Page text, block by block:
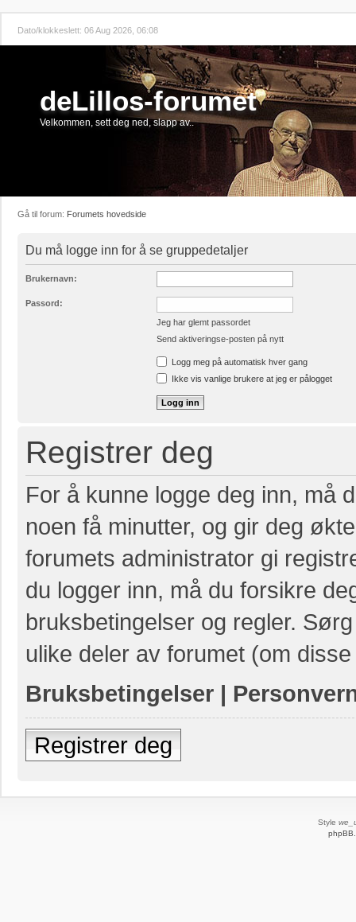
Dato/klokkeslett: 06 Aug 2026, 06:08
deLillos-forumet
Velkommen, sett deg ned, slapp av..
Gå til forum: Forumets hovedside
Du må logge inn for å se gruppedetaljer
Brukernavn:
Passord:
Jeg har glemt passordet
Send aktiveringse-posten på nytt
Logg meg på automatisk hver gang
Ikke vis vanlige brukere at jeg er pålogget
Registrer deg
For å kunne logge deg inn, må
noen få minutter, og gir deg
forumets administrator gi
du logger inn, må du forsikre
bruksbetingelser og regler.
ulike deler av forumet (om
Bruksbetingelser |
Registrer deg
Style